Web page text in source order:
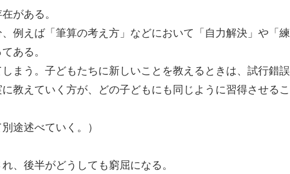
がある。
例えば「筆算の考え方」などにおいて「自力解決」や「練
ある。
まう。子どもたちに新しいことを教えるときは、試行錯誤
教えていく方が、どの子どもにも同じように習得させるこ
途述べていく。）
、後半がどうしても窮屈になる。